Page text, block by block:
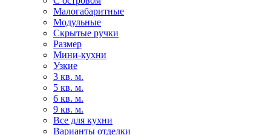
Малогабаритные
Модульные
Скрытые ручки
Размер
Мини-кухни
Узкие
3 кв. м.
5 кв. м.
6 кв. м.
9 кв. м.
Все для кухни
Варианты отделки